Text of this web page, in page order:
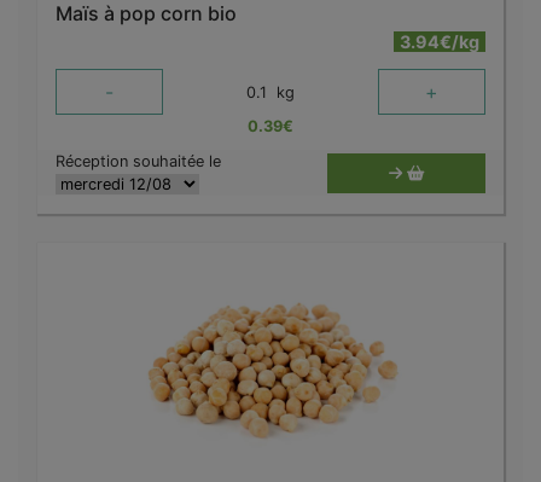
Maïs à pop corn bio
3.94€/kg
- 0.1 kg +
0.39€
Réception souhaitée le